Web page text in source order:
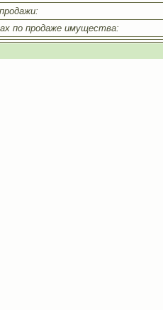
по продаже имущества: